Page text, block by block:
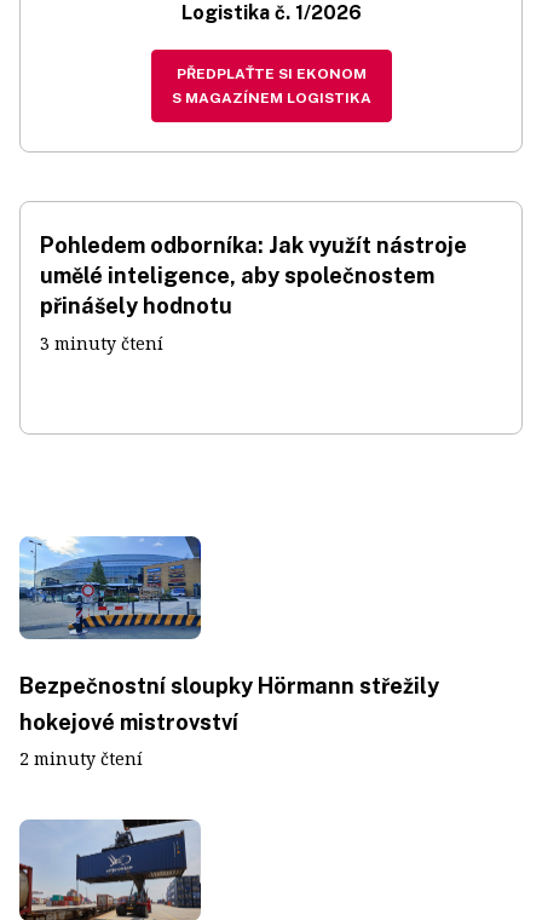
Logistika č. 1/2026
PŘEDPLAŤTE SI EKONOM
S MAGAZÍNEM LOGISTIKA
Pohledem odborníka: Jak využít nástroje
umělé inteligence, aby společnostem
přinášely hodnotu
3 minuty čtení
Bezpečnostní sloupky Hörmann střežily
hokejové mistrovství
2 minuty čtení